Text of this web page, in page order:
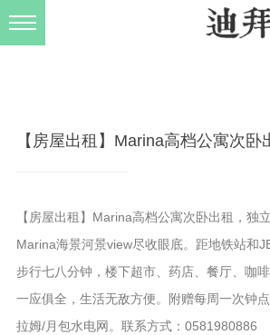
【房屋出租】Marina高档公寓次卧
【房屋出租】Marina高档公寓次卧出租，独
Marina海景河景view尽收眼底。距地铁站和
步行七八分钟，楼下超市、药店、餐厅、咖
一应俱全，生活无敌方便。附赠每周一次钟
拉姆/月包水电网。联系方式：0581980886​